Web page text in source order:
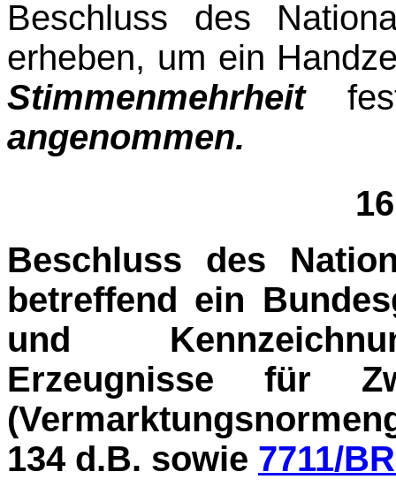
Beschluss des
erheben, um ein
Stimmenmehrheit
angenommen.
Beschluss des
betreffend ein
und
Erzeugnisse für
134 d.B. sowie 7711/